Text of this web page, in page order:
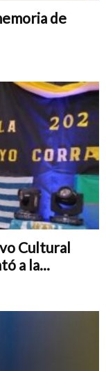
de
Cultural
a la...